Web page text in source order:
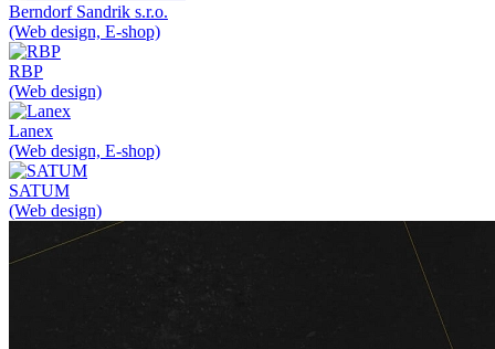
Berndorf Sandrik s.r.o.
(Web design, E-shop)
RBP
(Web design)
Lanex
(Web design, E-shop)
SATUM
(Web design)